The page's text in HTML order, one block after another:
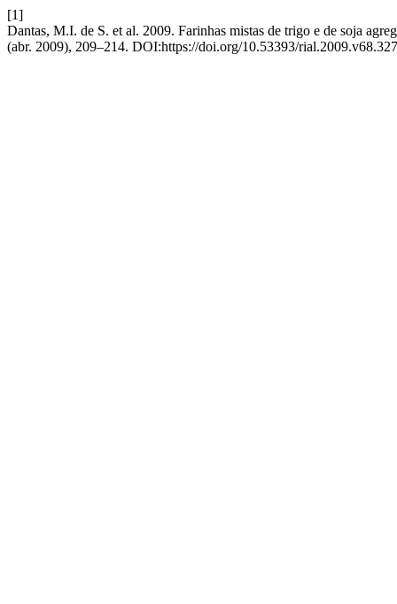
[1]
Dantas, M.I. de S. et al. 2009. Farinhas mistas de trigo e de soja
(abr. 2009), 209–214. DOI:https://doi.org/10.53393/